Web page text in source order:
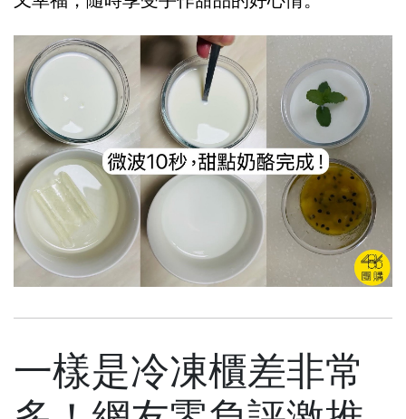
一樣是冷凍櫃差非常